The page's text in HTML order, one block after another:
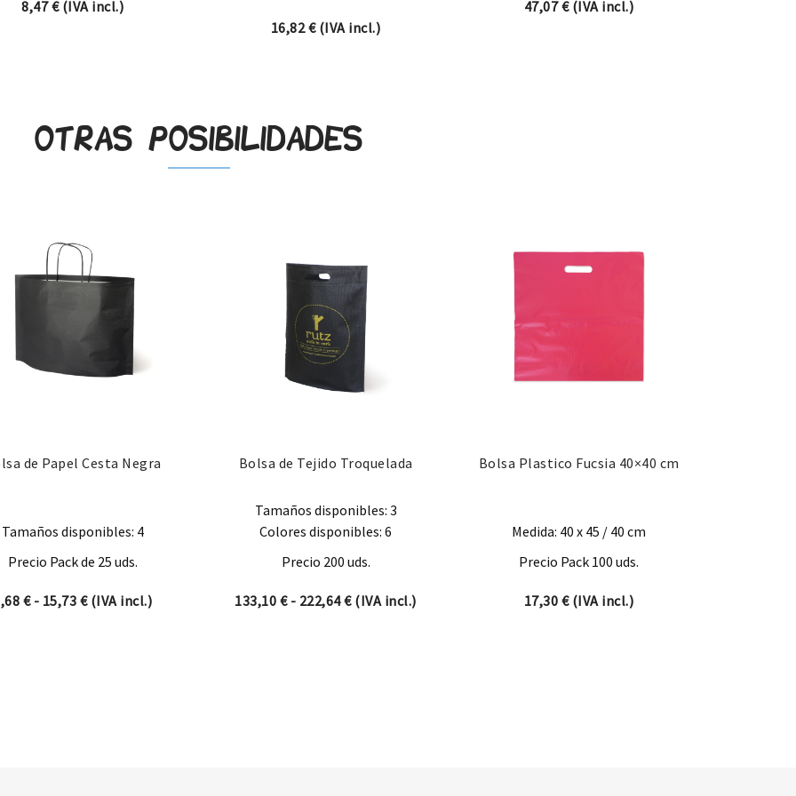
8,47€(IVA incl.)
16,82€(IVA incl.)
47,07€(IVA incl.)
Otras posibilidades
€ hasta 26,98 €
de Papel Cesta Negra
Tamaños disponibles: 4
Precio Pack de 25 uds.
€ - 15,73 €Rango de precios: desde 9,68 € hasta 15,73 €
(IVA incl.)
Bolsa de Tejido Troquelada
Tamaños disponibles: 3
Colores disponibles: 6
Precio 200 uds.
133,10 € - 222,64€Rango de precios: desde 133,10 € hasta 222,64 €
(IVA incl.)
Bolsa Plastico Fucsia 40×40 cm
Medida: 40 x 45 / 40 cm
Precio Pack 100 uds.
17,30 €(IVA incl.)